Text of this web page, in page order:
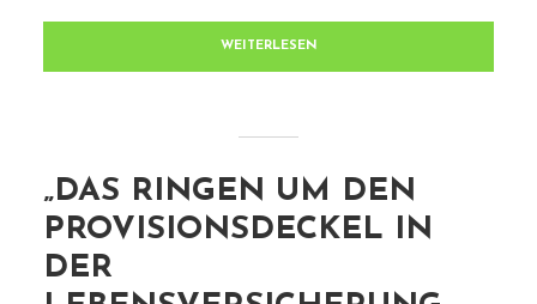
WEITERLESEN
„DAS RINGEN UM DEN
PROVISIONSDECKEL IN
DER